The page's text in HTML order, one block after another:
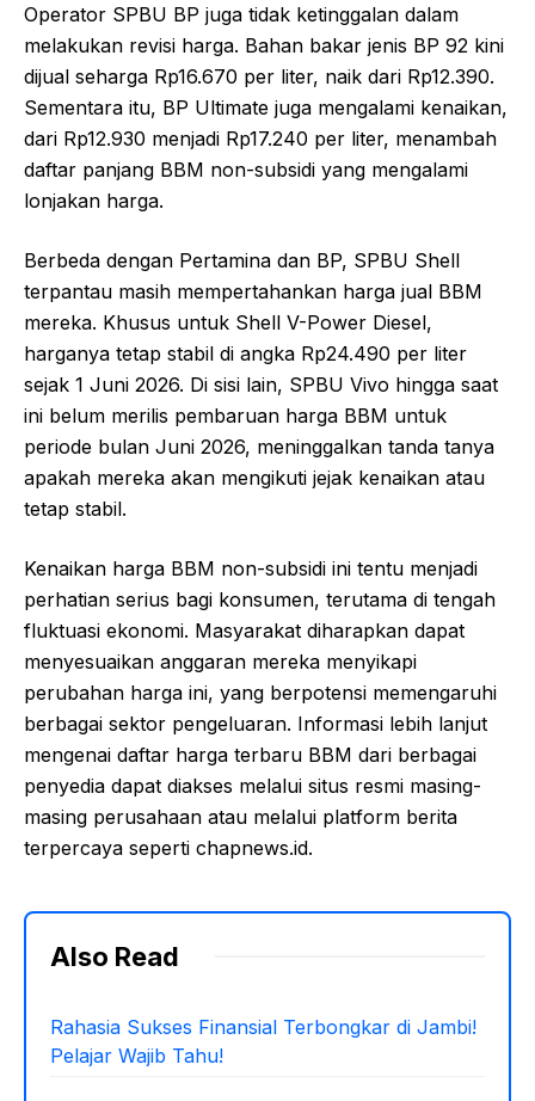
Operator SPBU BP juga tidak ketinggalan dalam
melakukan revisi harga. Bahan bakar jenis BP 92 kini
dijual seharga Rp16.670 per liter, naik dari Rp12.390.
Sementara itu, BP Ultimate juga mengalami kenaikan,
dari Rp12.930 menjadi Rp17.240 per liter, menambah
daftar panjang BBM non-subsidi yang mengalami
lonjakan harga.
Berbeda dengan Pertamina dan BP, SPBU Shell
terpantau masih mempertahankan harga jual BBM
mereka. Khusus untuk Shell V-Power Diesel,
harganya tetap stabil di angka Rp24.490 per liter
sejak 1 Juni 2026. Di sisi lain, SPBU Vivo hingga saat
ini belum merilis pembaruan harga BBM untuk
periode bulan Juni 2026, meninggalkan tanda tanya
apakah mereka akan mengikuti jejak kenaikan atau
tetap stabil.
Kenaikan harga BBM non-subsidi ini tentu menjadi
perhatian serius bagi konsumen, terutama di tengah
fluktuasi ekonomi. Masyarakat diharapkan dapat
menyesuaikan anggaran mereka menyikapi
perubahan harga ini, yang berpotensi memengaruhi
berbagai sektor pengeluaran. Informasi lebih lanjut
mengenai daftar harga terbaru BBM dari berbagai
penyedia dapat diakses melalui situs resmi masing-
masing perusahaan atau melalui platform berita
terpercaya seperti chapnews.id.
Also Read
Rahasia Sukses Finansial Terbongkar di Jambi!
Pelajar Wajib Tahu!